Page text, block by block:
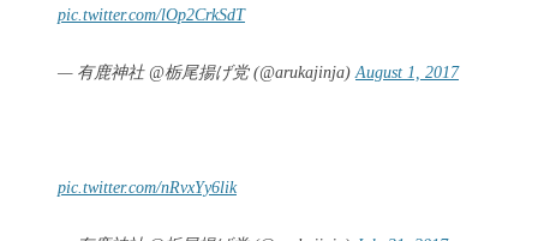
pic.twitter.com/lOp2CrkSdT
— 有鹿神社 @栃尾揚げ党 (@arukajinja)August 1, 2017
pic.twitter.com/nRvxYy6lik